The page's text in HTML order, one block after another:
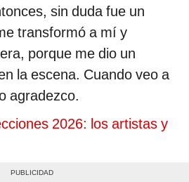
sin duda fue un
transformó a mí y
porque me dio un
la escena. Cuando veo a
agradezco.
2026: los artistas y